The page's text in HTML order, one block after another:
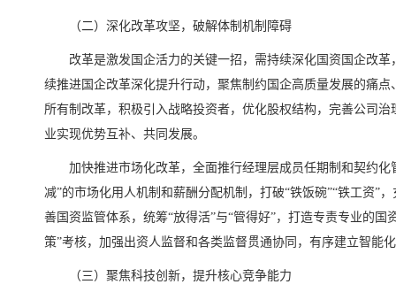
（二）深化改革攻坚，破解体制机制障碍
改革是激发国企活力的关键一招，需持续深化国资国企改
续推进国企改革深化提升行动，聚焦制约国企高质量发展的痛
所有制改革，积极引入战略投资者，优化股权结构，完善公司
业实现优势互补、共同发展。
加快推进市场化改革，全面推行经理层成员任期制和契约
减”的市场化用人机制和薪酬分配机制，打破“铁饭碗”“铁工资”
善国资监管体系，统筹“放得活”与“管得好”，打造专责专业的
策”考核，加强出资人监督和各类监督贯通协同，有序建立智能
（三）聚焦科技创新，提升核心竞争能力